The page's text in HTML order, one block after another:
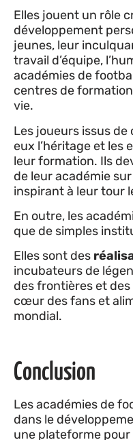
Elles jouent un rôle
développement
jeunes, leur
travail d’équipe,
académies de
centres de
vie.
Les joueurs issus
eux l’héritage et les
leur formation. Ils
de leur académie
inspirant à leur tour
En outre, les
que de simples
Elles sont des
incubateurs de
des frontières et
cœur des fans et
mondial.
Conclusion
Les académies de
dans le
une plateforme